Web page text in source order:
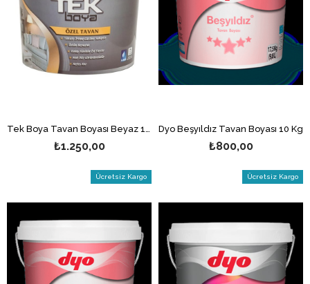
Tek Boya Tavan Boyası Beyaz 17.5 KG
₺1.250,00
Dyo Beşyıldız Tavan Boyası 10 Kg
₺800,00
Ücretsiz Kargo Ücretsiz Kargo